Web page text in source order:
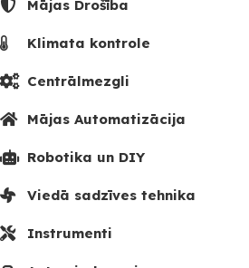
Mājas Drošība
Klimata kontrole
Centrālmezgli
Mājas Automatizācija
Robotika un DIY
Viedā sadzīves tehnika
Instrumenti